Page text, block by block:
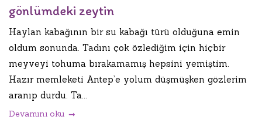
gönlümdeki zeytin
Haylan kabağının bir su kabağı türü olduğuna emin
oldum sonunda. Tadını çok özlediğim için hiçbir
meyveyi tohuma bırakamamış hepsini yemiştim.
Hazır memleketi Antep’e yolum düşmüşken gözlerim
aranıp durdu. Ta...
Devamını oku